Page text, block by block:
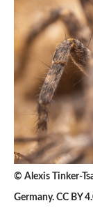
© Alexis Tinker-
Germany. CC BY